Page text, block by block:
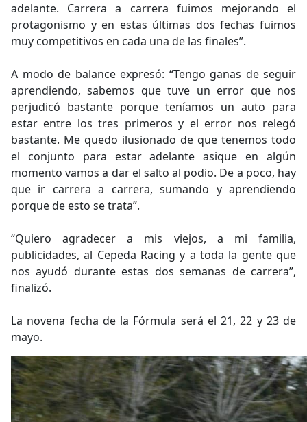
adelante. Carrera a carrera fuimos mejorando el
protagonismo y en estas últimas dos fechas fuimos
muy competitivos en cada una de las finales”.
A modo de balance expresó: “Tengo ganas de seguir
aprendiendo, sabemos que tuve un error que nos
perjudicó bastante porque teníamos un auto para
estar entre los tres primeros y el error nos relegó
bastante. Me quedo ilusionado de que tenemos todo
el conjunto para estar adelante asique en algún
momento vamos a dar el salto al podio. De a poco, hay
que ir carrera a carrera, sumando y aprendiendo
porque de esto se trata”.
“Quiero agradecer a mis viejos, a mi familia,
publicidades, al Cepeda Racing y a toda la gente que
nos ayudó durante estas dos semanas de carrera”,
finalizó.
La novena fecha de la Fórmula será el 21, 22 y 23 de
mayo.